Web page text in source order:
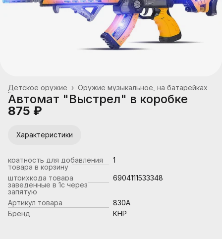
Оружие музыкальное, на батарейках
Детское оружие ›
Главная
Автомат "Выстрел" в коробке
875 ₽
Характеристики
кратность для добавления
товара в корзину
1
штрихкода товара
заведенные в 1с через
запятую
6904111533348
Артикул товара
830A
Бренд
КНР